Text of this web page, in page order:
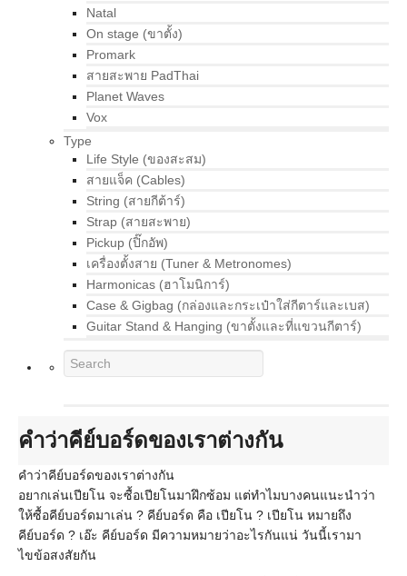
Natal
On stage (ขาตั้ง)
Promark
สายสะพาย PadThai
Planet Waves
Vox
Type
Life Style (ของสะสม)
สายแจ็ค (Cables)
String (สายกีต้าร์)
Strap (สายสะพาย)
Pickup (ปิ๊กอัพ)
เครื่องตั้งสาย (Tuner & Metronomes)
Harmonicas (ฮาโมนิการ์)
Case & Gigbag (กล่องและกระเป๋าใส่กีตาร์และเบส)
Guitar Stand & Hanging (ขาตั้งและที่แขวนกีตาร์)
คำว่าคีย์บอร์ดของเราต่างกัน
คำว่าคีย์บอร์ดของเราต่างกัน
อยากเล่นเปียโน จะซื้อเปียโนมาฝึกซ้อม แต่ทำไมบางคนแนะนำว่า
ให้ซื้อคีย์บอร์ดมาเล่น ? คีย์บอร์ด คือ เปียโน ? เปียโน หมายถึง
คีย์บอร์ด ? เอ๊ะ คีย์บอร์ด มีความหมายว่าอะไรกันแน่ วันนี้เรามา
ไขข้อสงสัยกัน